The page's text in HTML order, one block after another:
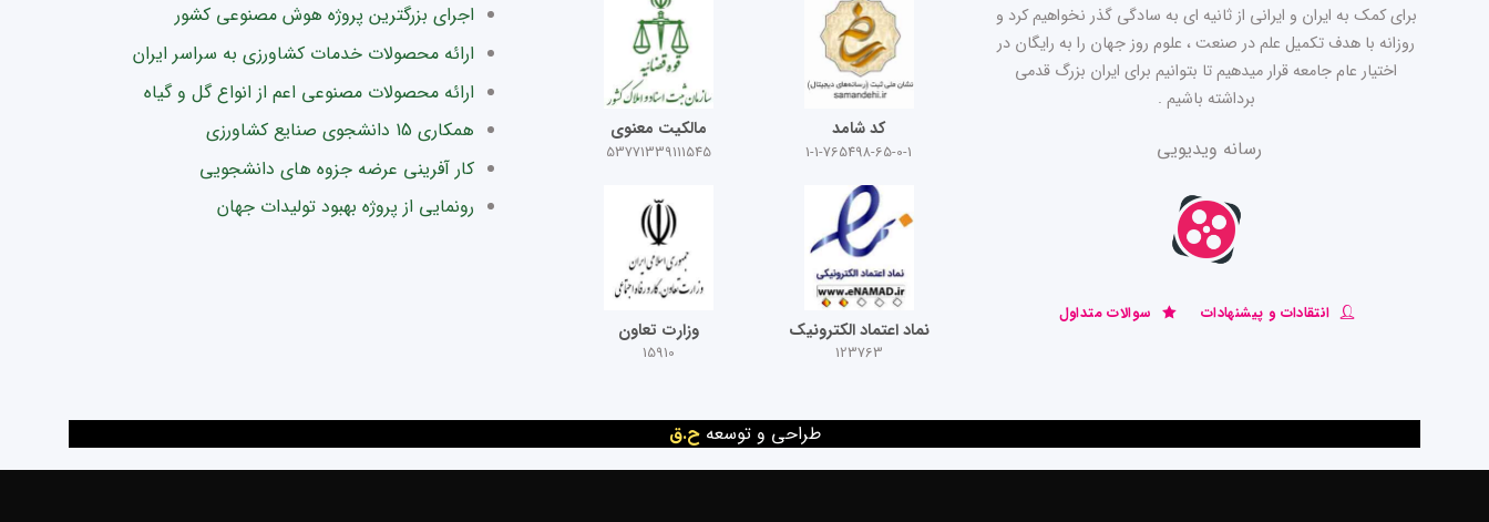
برای کمک به ایران و ایرانی از ثانیه ای به سادگی گذر نخواهیم کرد و
روزانه با هدف تکمیل علم در صنعت ، علوم روز جهان را به رایگان در
اختیار عام جامعه قرار میدهیم تا بتوانیم برای ایران بزرگ قدمی
برداشته باشیم .
رسانه ویدیویی
انتقادات و پیشنهادات سوالات متداول
کد شامد
1-1-765498-65-0-1
مالکیت معنوی
53771339111545
نماد اعتماد الکترونیک
123763
وزارت تعاون
15910
اجرای بزرگترین پروژه هوش مصنوعی کشور
ارائه محصولات خدمات کشاورزی به سراسر ایران
ارائه محصولات مصنوعی اعم از انواع گل و گیاه
همکاری 15 دانشجوی صنایع کشاورزی
کار آفرینی عرضه جزوه های دانشجویی
رونمایی از پروژه بهبود تولیدات جهان
طراحی و توسعه ح.ق